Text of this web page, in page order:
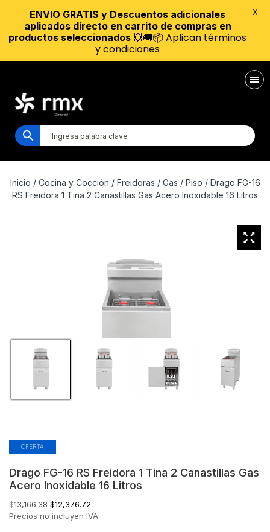
Inicio / Cocina y Cocción / Freidoras / Gas / Piso / Drago FG-16
RS Freidora 1 Tina 2 Canastillas Gas Acero Inoxidable 16 Litros
OFERTA
Drago FG-16 RS Freidora 1 Tina 2 Canastillas Gas
Acero Inoxidable 16 Litros
$13,166.38 El
precio
$12,376.72
precio
Precios no incluyen IVA
ENVIO GRATIS y Descuentos adicionales
aplicados directo en carrito de compras en
productos seleccionados 💥🚚📦 Aplican términos
y condiciones
X